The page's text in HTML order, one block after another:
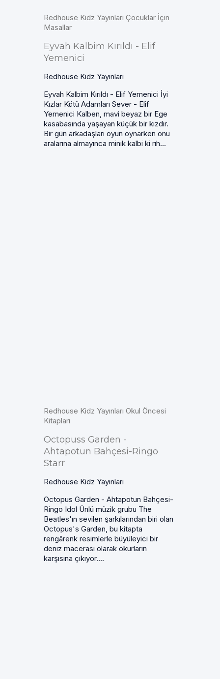
Redhouse Kidz Yayınları Çocuklar İçin
Masallar
Eyvah Kalbim Kırıldı - Elif
Yemenici
Redhouse Kidz Yayınları
Eyvah Kalbim Kırıldı - Elif Yemenici İyi
Kızlar Kötü Adamları Sever - Elif
Yemenici Kalben, mavi beyaz bir Ege
kasabasında yaşayan küçük bir kızdır.
Bir gün arkadaşları oyun oynarken onu
aralarına almayınca minik kalbi ki rıh...
Redhouse Kidz Yayınları Okul Öncesi
Kitapları
Octopuss Garden -
Ahtapotun Bahçesi-Ringo
Starr
Redhouse Kidz Yayınları
Octopus Garden - Ahtapotun Bahçesi-
Ringo Idol Ünlü müzik grubu The
Beatles'ın sevilen şarkılarından biri olan
Octopus's Garden, bu kitapta
rengârenk resimlerle büyüleyici bir
deniz macerası olarak okurların
karşısına çıkıyor....